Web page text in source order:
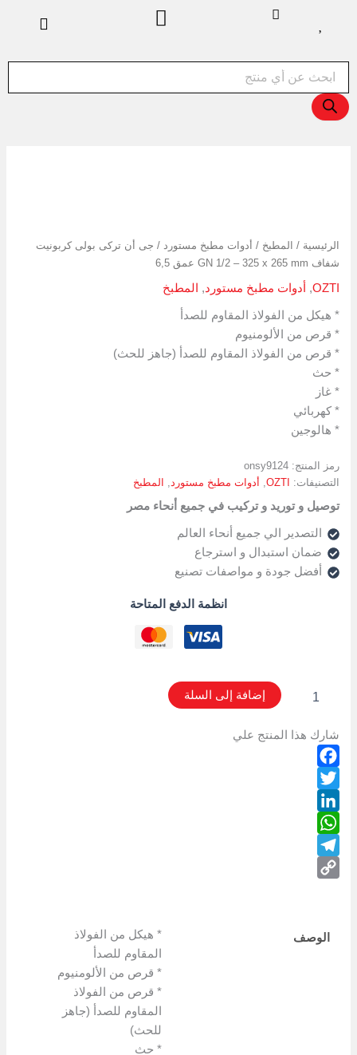
search
الرئيسية / المطبخ / أدوات مطبخ مستورد / جى أن تركى بولى كربونيت
شفاف GN 1/2 – 325 x 265 mm عمق 6,5
OZTI
, أدوات مطبخ مستورد, المطبخ
* هيكل من الفولاذ المقاوم للصدأ
* قرص من الألومنيوم
* قرص من الفولاذ المقاوم للصدأ (جاهز للحث)
* حث
* غاز
* كهربائي
* هالوجين
رمز المنتج:onsy9124
التصنيفات: OZTI أدوات مطبخ مستورد المطبخ
توصيل و توريد و تركيب في جميع أنحاء مصر
التصدير الي جميع أنحاء العالم
ضمان استبدال و استرجاع
أفضل جودة و مواصفات تصنيع
انظمة الدفع المتاحة
كربونيت
شفاف
GN
-
325
x
265
mm
عمق
6,5
إضافة إلى السلة
شارك هذا المنتج علي
Facebook
Twitter
LinkedIn
WhatsApp
Telegram
الوصف
* هيكل من الفولاذ
المقاوم للصدأ
* قرص من الألومنيوم
* قرص من الفولاذ
المقاوم للصدأ (جاهز
للحث)
* حث